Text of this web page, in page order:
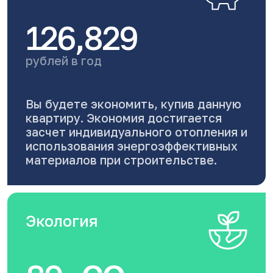
126,829
рублей в год
Вы будете экономить, купив данную
квартиру. Экономия достигается
засчет индивидуального отопления и
использования энергоэффективных
материалов при строительстве.
Экология